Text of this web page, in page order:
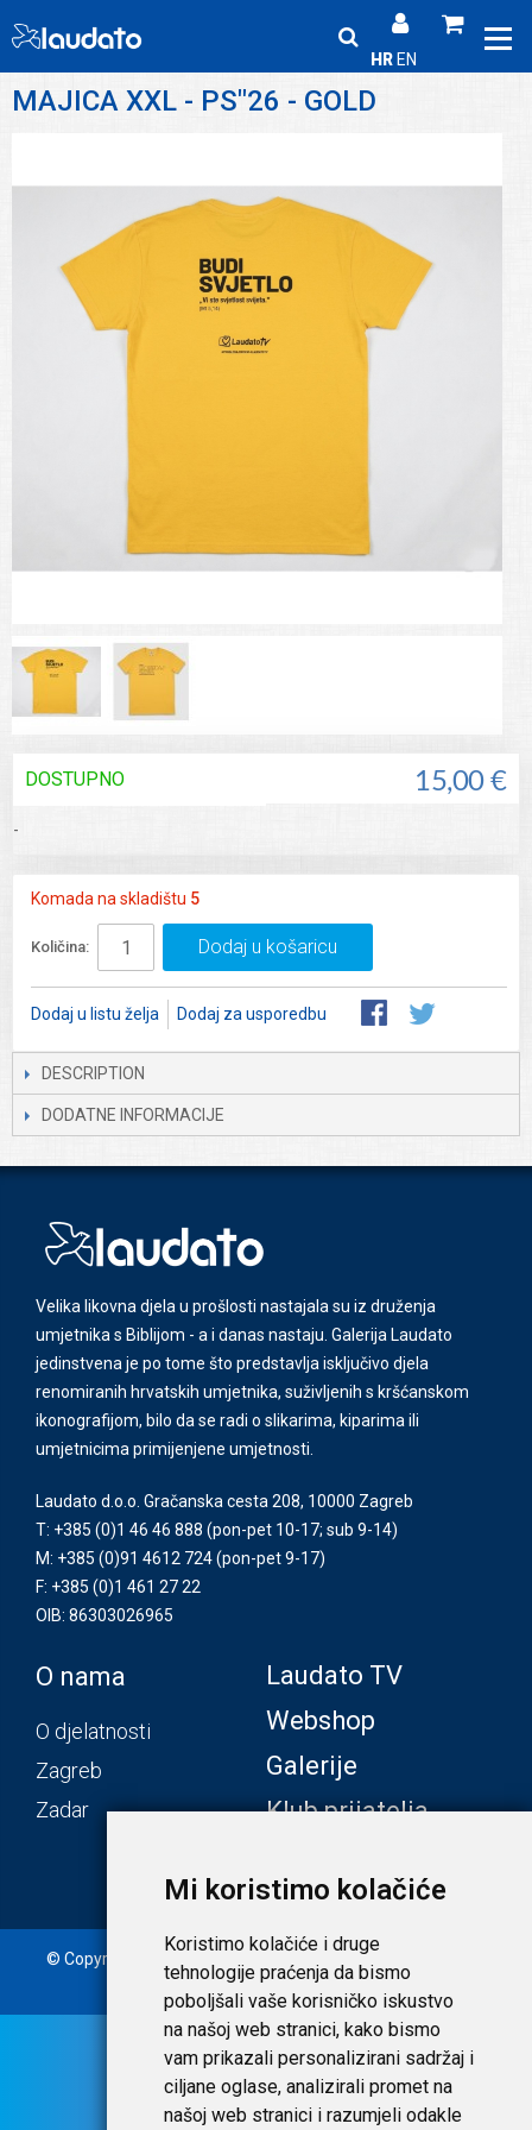
Mi koristimo kolačiće
Koristimo kolačiće i druge
tehnologije praćenja da bismo
poboljšali vaše korisničko iskustvo
na našoj web stranici, kako bismo
vam prikazali personalizirani sadržaj i
ciljane oglase, analizirali promet na
našoj web stranici i razumjeli odakle
HR EN
MAJICA XXL - PS"26 - GOLD
15,00 €
DOSTUPNO
-
Komada na skladištu 5
Količina: Dodaj u košaricu
Dodaj u listu želja Dodaj za usporedbu
DESCRIPTION
DODATNE INFORMACIJE
Velika likovna djela u prošlosti nastajala su iz druženja
umjetnika s Biblijom - a i danas nastaju. Galerija Laudato
jedinstvena je po tome što predstavlja isključivo djela
renomiranih hrvatskih umjetnika, suživljenih s kršćanskom
ikonografijom, bilo da se radi o slikarima, kiparima ili
umjetnicima primijenjene umjetnosti.
Laudato d.o.o. Gračanska cesta 208, 10000 Zagreb
T: +385 (0)1 46 46 888 (pon-pet 10-17; sub 9-14)
M: +385 (0)91 4612 724(pon-pet 9-17)
F: +385 (0)1 461 27 22
OIB: 86303026965
O nama
O djelatnosti
Zagreb
Zadar
Laudato TV
Webshop
Galerije
Klub prijatelja
© Copyright 2020. Laudato d.o.o. | Tečaj konverzije: 1 EUR =
7,53450 HRK | Uvjeti i privatnost